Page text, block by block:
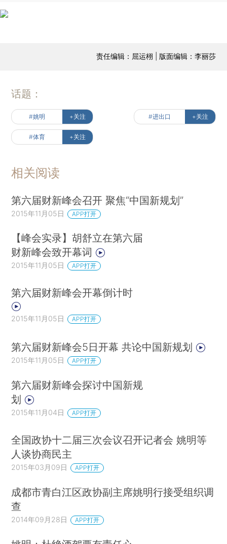
责任编辑：屈运栩 | 版面编辑：李丽莎
话题：
#姚明 +关注 #进出口 +关注
#体育 +关注
相关阅读
第六届财新峰会召开 聚焦“中国新规划”
2015年11月05日 APP打开
【峰会实录】胡舒立在第六届
财新峰会致开幕词
2015年11月05日 APP打开
第六届财新峰会开幕倒计时
2015年11月05日 APP打开
第六届财新峰会5日开幕 共论中国新规划
2015年11月05日 APP打开
第六届财新峰会探讨中国新规
划
2015年11月04日 APP打开
全国政协十二届三次会议召开记者会 姚明等
人谈协商民主
2015年03月09日 APP打开
成都市青白江区政协副主席姚明行接受组织调
查
2014年09月28日 APP打开